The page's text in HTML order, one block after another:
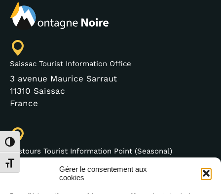
Gérer le consentement aux
cookies
Toggle High Contrast
Toggle Font size
Saissac Tourist Information Office
3 avenue Maurice Sarraut
11310 Saissac
France
Lastours Tourist Information Point (Seasonal)
4 moulin bas,
11600 Lastours